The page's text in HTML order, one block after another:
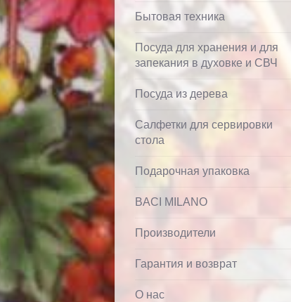
Бытовая техника
Посуда для хранения и для
запекания в духовке и СВЧ
Посуда из дерева
Салфетки для сервировки
стола
Подарочная упаковка
BACI MILANO
Производители
Гарантия и возврат
О нас